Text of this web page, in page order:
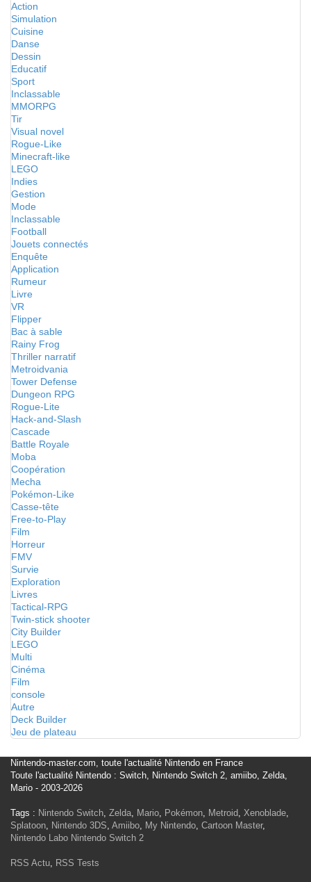
Action
Simulation
Cuisine
Danse
Dessin
Educatif
Sport
Inclassable
MMORPG
Tir
Visual novel
Rogue-Like
Minecraft-like
LEGO
Indies
Gestion
Mode
Inclassable
Football
Jouets connectés
Enquête
Application
Rumeur
Livre
VR
Flipper
Bac à sable
Rainy Frog
Thriller narratif
Metroidvania
Tower Defense
Dungeon RPG
Rogue-Lite
Hack-and-Slash
Cascade
Battle Royale
Moba
Coopération
Mecha
Pokémon-Like
Casse-tête
Free-to-Play
Film
Horreur
FMV
Survie
Exploration
Livres
Tactical-RPG
Twin-stick shooter
City Builder
LEGO
Multi
Cinéma
Film
console
Autre
Deck Builder
Jeu de plateau
Nintendo-master.com, toute l'actualité Nintendo en France
Toute l'actualité Nintendo : Switch, Nintendo Switch 2, amiibo, Zelda,
Mario - 2003-2026
Tags : Nintendo Switch, Zelda, Mario, Pokémon, Metroid, Xenoblade,
Splatoon, Nintendo 3DS, Amiibo, My Nintendo, Cartoon Master,
Nintendo Labo Nintendo Switch 2
RSS Actu, RSS Tests